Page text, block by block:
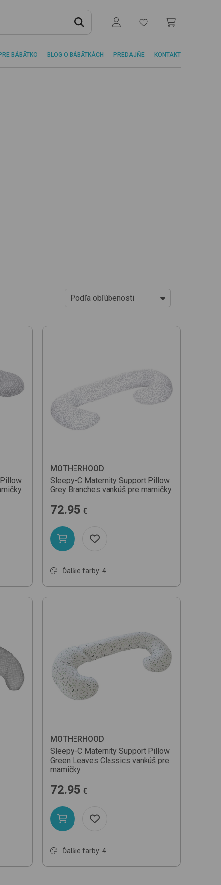
BÁBÄTKO BLOG O BÁBÄTKÁCH PREDAJŇE KONTAKT
Podľa obľúbenosti
Od najlacnejšej jed. ceny
Od najdrahšej jed. ceny
Podľa názvu (A-Z)
MOTHERHOOD
Sleepy-C Maternity Support Pillow
Grey Branches vankúš pre mamičky
72.95 €
Ďalšie farby: 4
MOTHERHOOD
Sleepy-C Maternity Support Pillow
Green Leaves Classics vankúš pre
mamičky
72.95 €
Ďalšie farby: 4